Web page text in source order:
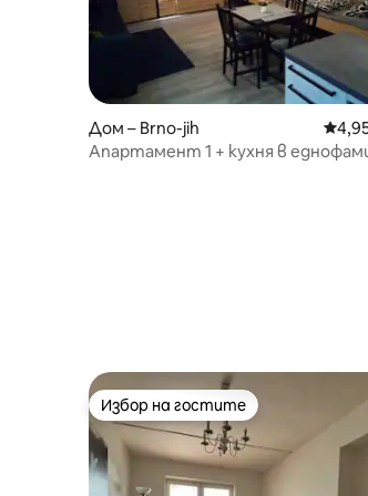
Дом – Brno-jih
Апартамент 1 + кухня в
Избор на гостите
Избор на гостите